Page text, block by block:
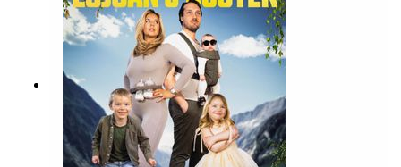
instagram @lojsanbuster för att ta del av allt vi
pratar om i podden och mer därtill!